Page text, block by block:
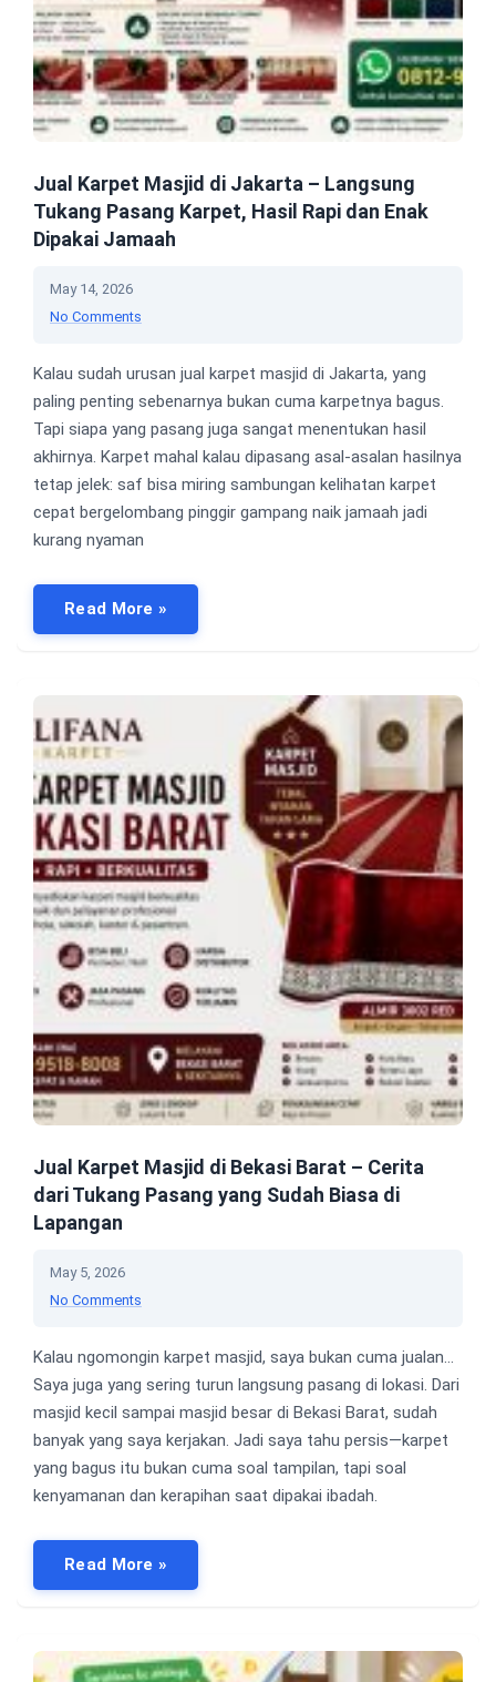
Jual Karpet Masjid di Jakarta – Langsung
Tukang Pasang Karpet, Hasil Rapi dan Enak
Dipakai Jamaah
May 14, 2026
No Comments
Kalau sudah urusan jual karpet masjid di Jakarta, yang
paling penting sebenarnya bukan cuma karpetnya bagus.
Tapi siapa yang pasang juga sangat menentukan hasil
akhirnya. Karpet mahal kalau dipasang asal-asalan hasilnya
tetap jelek: saf bisa miring sambungan kelihatan karpet
cepat bergelombang pinggir gampang naik jamaah jadi
kurang nyaman
Read More »
Jual Karpet Masjid di Bekasi Barat – Cerita
dari Tukang Pasang yang Sudah Biasa di
Lapangan
May 5, 2026
No Comments
Kalau ngomongin karpet masjid, saya bukan cuma jualan…
Saya juga yang sering turun langsung pasang di lokasi. Dari
masjid kecil sampai masjid besar di Bekasi Barat, sudah
banyak yang saya kerjakan. Jadi saya tahu persis—karpet
yang bagus itu bukan cuma soal tampilan, tapi soal
kenyamanan dan kerapihan saat dipakai ibadah.
Read More »